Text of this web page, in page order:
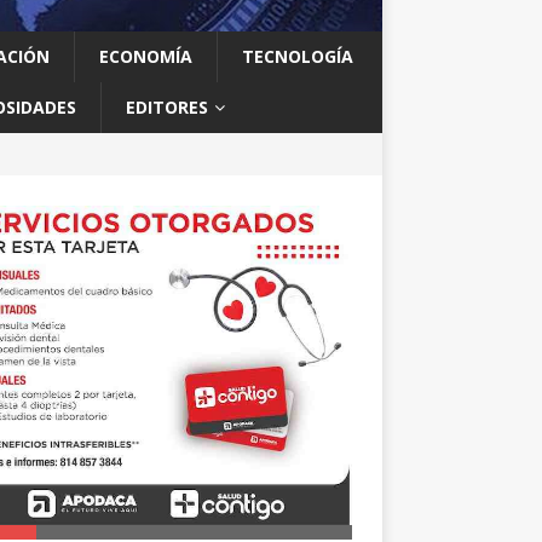
ECONOMÍA TECNOLOGÍA
EDITORES